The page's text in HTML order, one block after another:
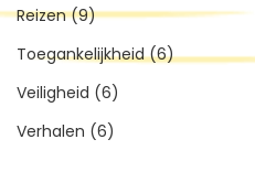
Reizen(9)
Toegankelijkheid(6)
Veiligheid (6)
Verhalen (6)